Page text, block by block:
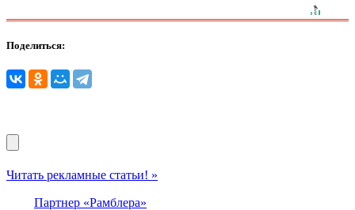
Поделиться:
Читать рекламные статьи! »
Партнер «Рамблера»